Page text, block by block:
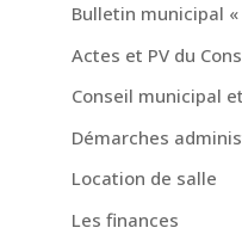
Bulletin municipal
Actes et PV du
Conseil municipal
Démarches
Location de salle
Les finances